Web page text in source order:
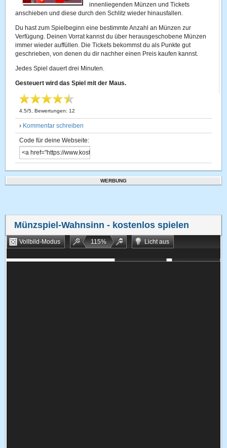
innenliegenden Münzen und Tickets
anschieben und diese durch den Schlitz wieder hinausfallen.
Du hast zum Spielbeginn eine bestimmte Anzahl an Münzen zur
Verfügung. Deinen Vorrat kannst du über herausgeschobene Münzen
immer wieder auffüllen. Die Tickets bekommst du als Punkte gut
geschrieben, von denen du dir nachher einen Preis kaufen kannst.
Jedes Spiel dauert drei Minuten.
Gesteuert wird das Spiel mit der Maus.
4.5/5 , Bewertungen: 12
› Kommentar schreiben
Code für deine Webseite:
WERBUNG
Münzspiel-Wahnsinn - kostenlos spielen
Vollbild-Modus 115%
Licht aus